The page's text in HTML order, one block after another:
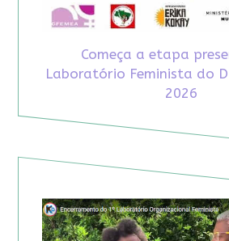
Começa a etapa
Laboratório Feminista do
2026